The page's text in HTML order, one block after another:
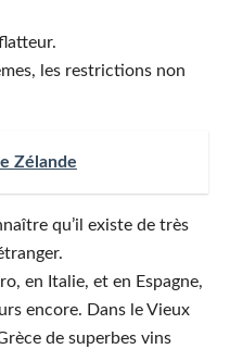
les restrictions non
Zélande
qu’il existe de très
en Italie, et en Espagne,
encore. Dans le Vieux
de superbes vins